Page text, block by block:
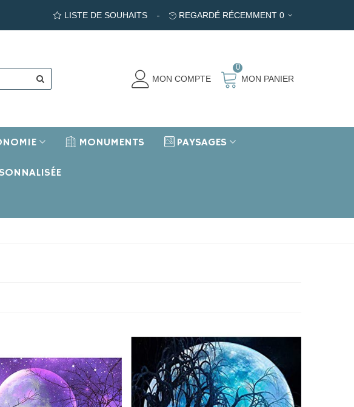
LISTE DE SOUHAITS REGARDÉ RÉCEMMENT 0
MON COMPTE
0
MON PANIER
MONUMENTS PAYSAGES